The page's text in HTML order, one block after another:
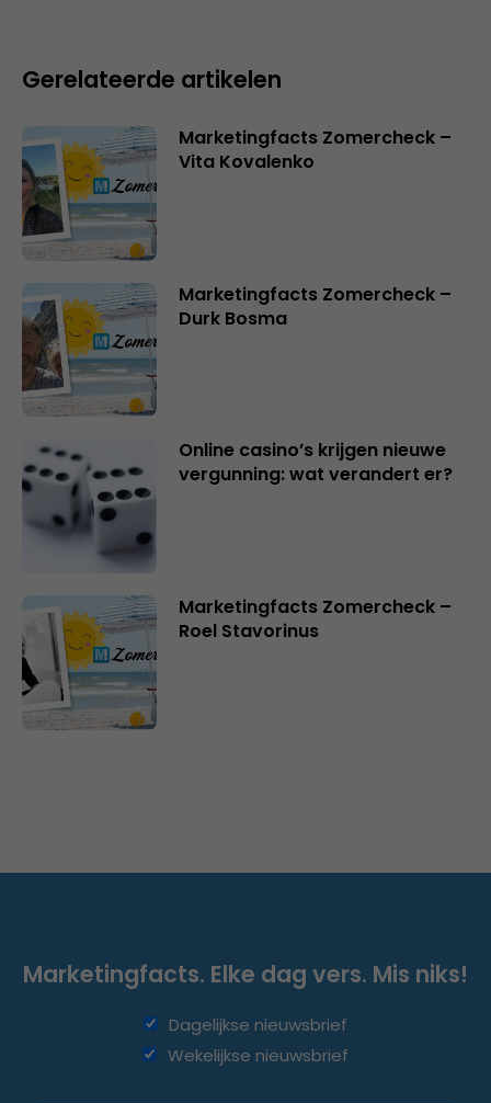
Gerelateerde artikelen
Marketingfacts Zomercheck –
Vita Kovalenko
Marketingfacts Zomercheck –
Durk Bosma
Online casino’s krijgen nieuwe
vergunning: wat verandert er?
Marketingfacts Zomercheck –
Roel Stavorinus
Marketingfacts. Elke dag vers. Mis niks!
Dagelijkse nieuwsbrief
Wekelijkse nieuwsbrief